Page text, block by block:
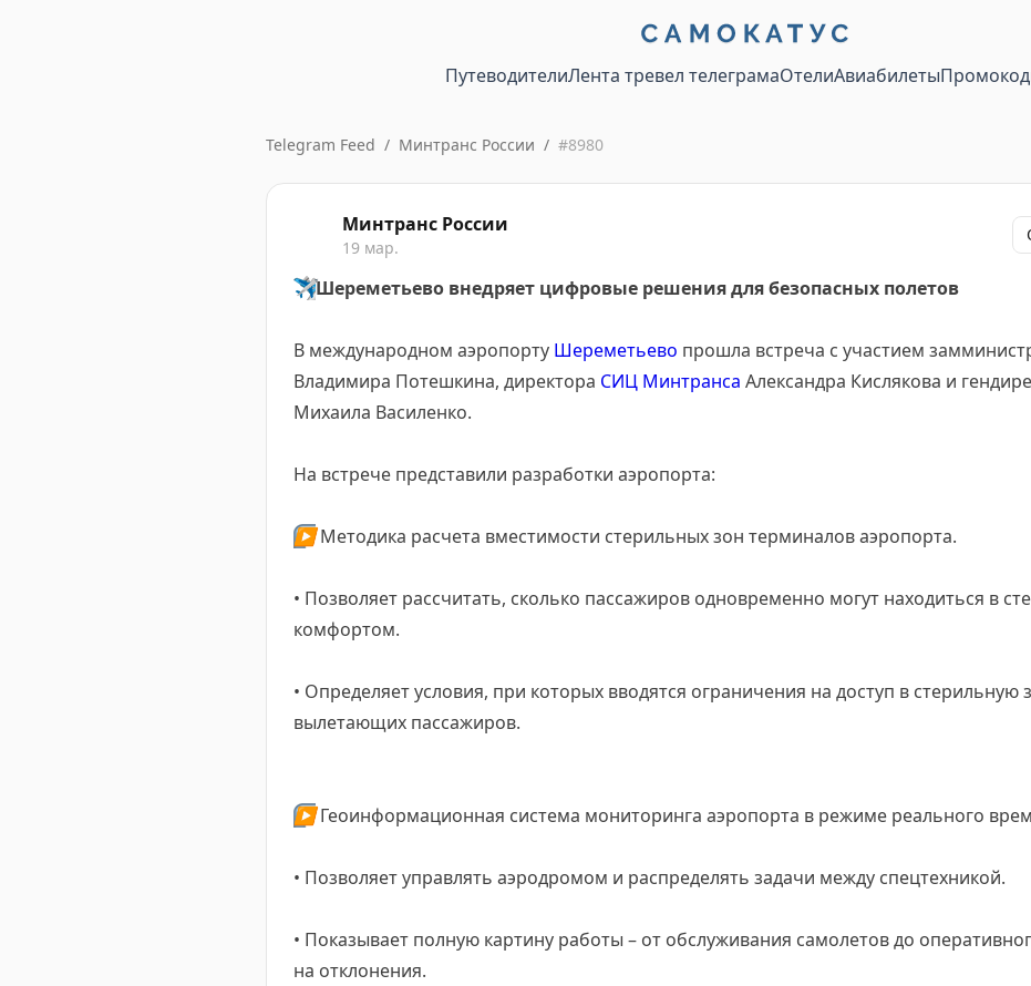
ПутеводителиЛента тревел телеграмаОтелиАвиабилеты
Telegram Feed / Минтранс России / #8980
Минтранс России
19 мар.
✈️Шереметьево внедряет цифровые решения для безопасных полетов
В международном аэропорту Шереметьево прошла встреча с участием
Владимира Потешкина, директора СИЦ Минтранса Александра Кислякова и
Михаила Василенко.
На встрече представили разработки аэропорта:
▶️Методика расчета вместимости стерильных зон терминалов аэропорта.
• Позволяет рассчитать, сколько пассажиров одновременно могут находиться в
комфортом.
• Определяет условия, при которых вводятся ограничения на доступ в стерильную
вылетающих пассажиров.
▶️Геоинформационная система мониторинга аэропорта в режиме реального
• Позволяет управлять аэродромом и распределять задачи между спецтехникой.
• Показывает полную картину работы – от обслуживания самолетов до
на отклонения.